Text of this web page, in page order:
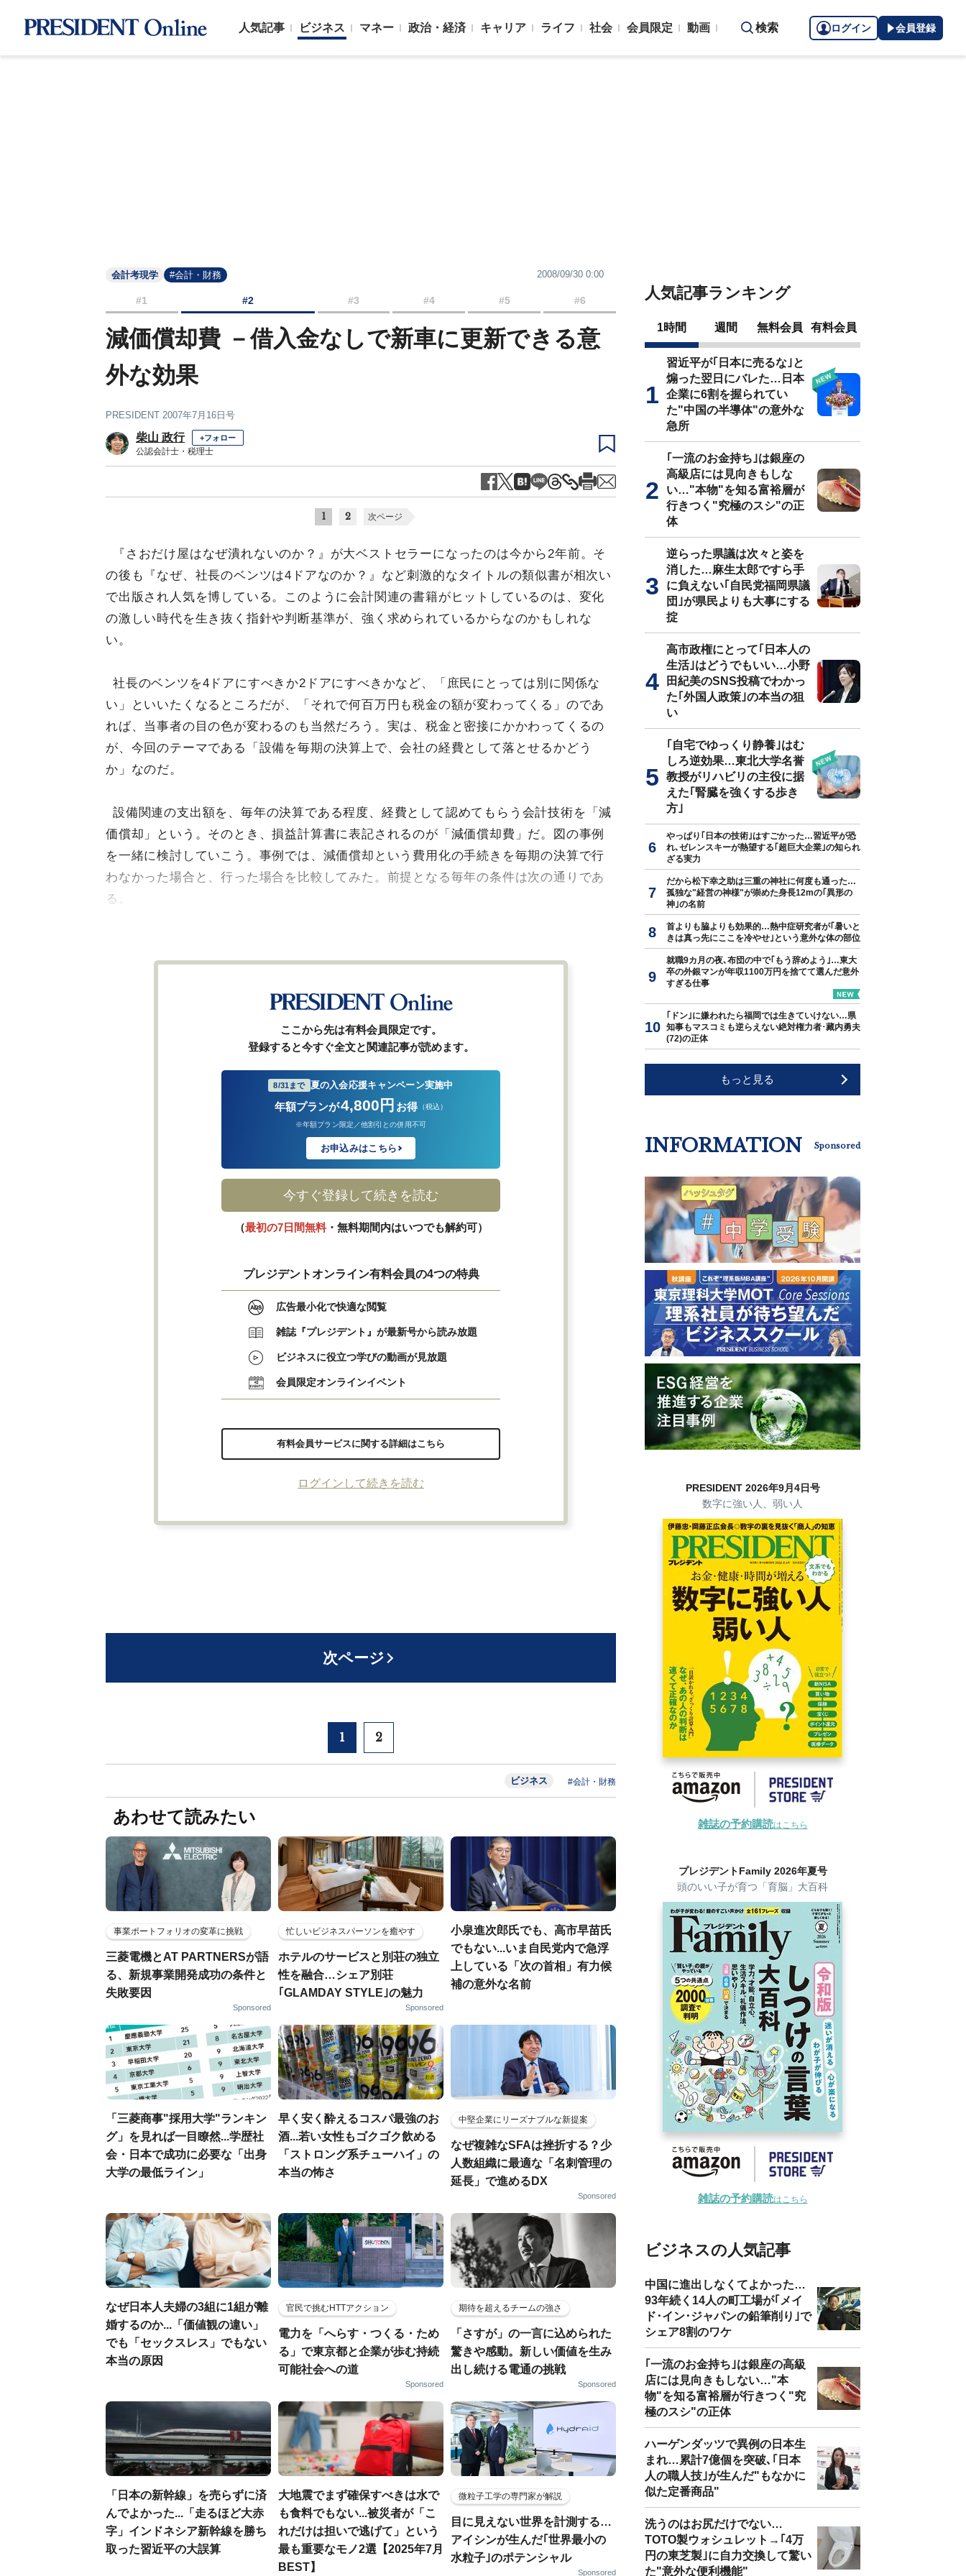
人気記事 ビジネス マネー 政治・経済 キャリア ライフ 社会 会員限定 動画 検索 ログイン 会員登録
会計考現学 #会計・財務 2008/09/30 0:00
#1 #2 #3 #4 #5 #6
減価償却費 －借入金なしで新車に更新できる意
外な効果
PRESIDENT 2007年7月16日号
柴山 政行 +フォロー
公認会計士・税理士
1 2 次ページ
『さおだけ屋はなぜ潰れないのか？』が大ベストセラーになったのは今から2年前。そ
の後も『なぜ、社長のベンツは4ドアなのか？』など刺激的なタイトルの類似書が相次い
で出版され人気を博している。このように会計関連の書籍がヒットしているのは、変化
の激しい時代を生き抜く指針や判断基準が、強く求められているからなのかもしれな
い。
社長のベンツを4ドアにすべきか2ドアにすべきかなど、「庶民にとっては別に関係な
い」といいたくなるところだが、「それで何百万円も税金の額が変わってくる」のであ
れば、当事者の目の色が変わるのも当然だろう。実は、税金と密接にかかわってくるの
が、今回のテーマである「設備を毎期の決算上で、会社の経費として落とせるかどう
か」なのだ。
設備関連の支出額を、毎年の決算である程度、経費として認めてもらう会計技術を「減
価償却」という。そのとき、損益計算書に表記されるのが「減価償却費」だ。図の事例
を一緒に検討していこう。事例では、減価償却という費用化の手続きを毎期の決算で行
わなかった場合と、行った場合を比較してみた。前提となる毎年の条件は次の通りであ
る。
ここから先は有料会員限定です。
登録すると今すぐ全文と関連記事が読めます。
8/31まで 夏の入会応援キャンペーン実施中
年額プランが4,800円 お得 （税込）
※年額プラン限定／他割引との併用不可
お申込みはこちら
今すぐ登録して続きを読む
（最初の7日間無料・無料期間内はいつでも解約可）
プレジデントオンライン有料会員の4つの特典
広告最小化で快適な閲覧
雑誌『プレジデント』が最新号から読み放題
ビジネスに役立つ学びの動画が見放題
会員限定オンラインイベント
有料会員サービスに関する詳細はこちら
ログインして続きを読む
次ページ
1 2
ビジネス #会計・財務
あわせて読みたい
事業ポートフォリオの変革に挑戦
三菱電機とAT PARTNERSが語
る、新規事業開発成功の条件と
失敗要因
Sponsored
忙しいビジネスパーソンを癒やす
ホテルのサービスと別荘の独立
性を融合…シェア別荘
｢GLAMDAY STYLE｣の魅力
Sponsored
小泉進次郎氏でも、高市早苗氏
でもない...いま自民党内で急浮
上している「次の首相」有力候
補の意外な名前
「三菱商事"採用大学"ランキン
グ」を見れば一目瞭然...学歴社
会・日本で成功に必要な「出身
大学の最低ライン」
早く安く酔えるコスパ最強のお
酒...若い女性もゴクゴク飲める
「ストロング系チューハイ」の
本当の怖さ
中堅企業にリーズナブルな新提案
なぜ複雑なSFAは挫折する？少
人数組織に最適な「名刺管理の
延長」で進めるDX
Sponsored
なぜ日本人夫婦の3組に1組が離
婚するのか...「価値観の違い」
でも「セックスレス」でもない
本当の原因
官民で挑むHTTアクション
電力を「へらす・つくる・ため
る」で東京都と企業が歩む持続
可能社会への道
Sponsored
期待を超えるチームの強さ
「さすが」の一言に込められた
驚きや感動。新しい価値を生み
出し続ける電通の挑戦
Sponsored
「日本の新幹線」を売らずに済
んでよかった...「走るほど大赤
字」インドネシア新幹線を勝ち
取った習近平の大誤算
大地震でまず確保すべきは水で
も食料でもない...被災者が「こ
れだけは担いで逃げて」という
最も重要なモノ2選【2025年7月
BEST】
微粒子工学の専門家が解説
目に見えない世界を計測する…
アイシンが生んだ｢世界最小の
水粒子｣のポテンシャル
Sponsored
人気記事ランキング
1時間 週間 無料会員 有料会員
習近平が｢日本に売るな｣と
煽った翌日にバレた…日本
企業に6割を握られてい
た"中国の半導体"の意外な
急所
｢一流のお金持ち｣は銀座の
高級店には見向きもしな
い…"本物"を知る富裕層が
行きつく"究極のスシ"の正
体
逆らった県議は次々と姿を
消した…麻生太郎ですら手
に負えない｢自民党福岡県議
団｣が県民よりも大事にする
掟
高市政権にとって｢日本人の
生活｣はどうでもいい…小野
田紀美のSNS投稿でわかっ
た｢外国人政策｣の本当の狙
い
｢自宅でゆっくり静養｣はむ
しろ逆効果…東北大学名誉
教授がリハビリの主役に据
えた｢腎臓を強くする歩き
方｣
やっぱり｢日本の技術｣はすごかった…習近平が恐
れ､ゼレンスキーが熱望する｢超巨大企業｣の知られ
ざる実力
だから松下幸之助は三重の神社に何度も通った…
孤独な"経営の神様"が崇めた身長12mの｢異形の
神｣の名前
首よりも脇よりも効果的…熱中症研究者が｢暑いと
きは真っ先にここを冷やせ｣という意外な体の部位
就職9カ月の夜､布団の中で｢もう辞めよう｣…東大
卒の外銀マンが年収1100万円を捨てて選んだ意外
すぎる仕事
｢ドン｣に嫌われたら福岡では生きていけない…県
知事もマスコミも逆らえない絶対権力者･藏内勇夫
(72)の正体
もっと見る
INFORMATION Sponsored
PRESIDENT 2026年9月4日号
数字に強い人、弱い人
雑誌の予約購読はこちら
プレジデントFamily 2026年夏号
頭のいい子が育つ「育脳」大百科
雑誌の予約購読はこちら
ビジネスの人気記事
中国に進出しなくてよかった…
93年続く14人の町工場が｢メイ
ド･イン･ジャパンの鉛筆削り｣で
シェア8割のワケ
｢一流のお金持ち｣は銀座の高級
店には見向きもしない…"本
物"を知る富裕層が行きつく"究
極のスシ"の正体
ハーゲンダッツで異例の日本生
まれ…累計7億個を突破､｢日本
人の職人技｣が生んだ"もなかに
似た定番商品"
洗うのはお尻だけでない…
TOTO製ウォシュレット→｢4万
円の東芝製｣に自力交換して驚い
た"意外な便利機能"